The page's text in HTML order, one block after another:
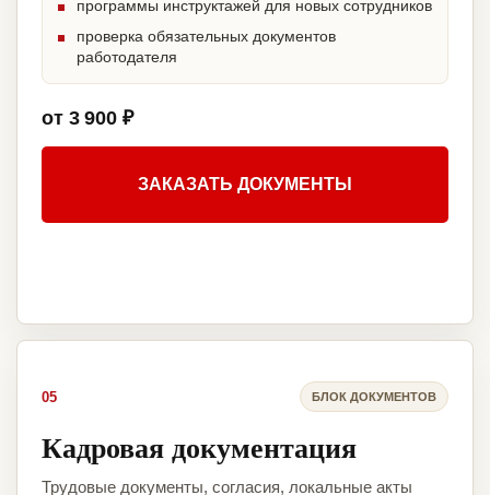
программы инструктажей для новых сотрудников
проверка обязательных документов
работодателя
от 3 900 ₽
ЗАКАЗАТЬ ДОКУМЕНТЫ
05 БЛОК ДОКУМЕНТОВ
Кадровая документация
Трудовые документы, согласия, локальные акты